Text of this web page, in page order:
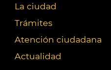
La ciudad
Trámites
Atención ciudadana
Actualidad